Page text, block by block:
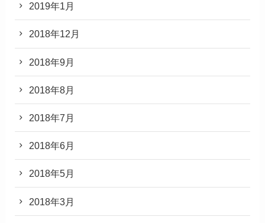
2019年1月
2018年12月
2018年9月
2018年8月
2018年7月
2018年6月
2018年5月
2018年3月